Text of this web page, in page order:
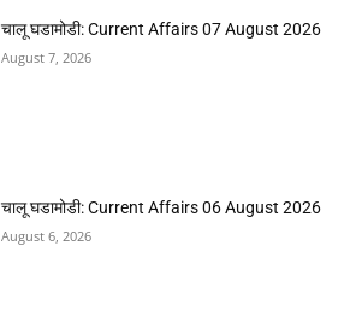
चालू घडामोडी: Current Affairs 07 August 2026
August 7, 2026
चालू घडामोडी: Current Affairs 06 August 2026
August 6, 2026